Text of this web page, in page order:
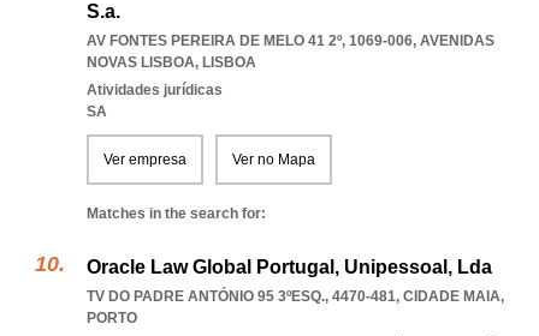
S.a.
AV FONTES PEREIRA DE MELO 41 2º, 1069-006, AVENIDAS
NOVAS LISBOA, LISBOA
Atividades jurídicas
SA
Ver empresa Ver no Mapa
Matches in the search for:
Oracle Law Global Portugal, Unipessoal, Lda
TV DO PADRE ANTÓNIO 95 3ºESQ., 4470-481, CIDADE MAIA,
PORTO